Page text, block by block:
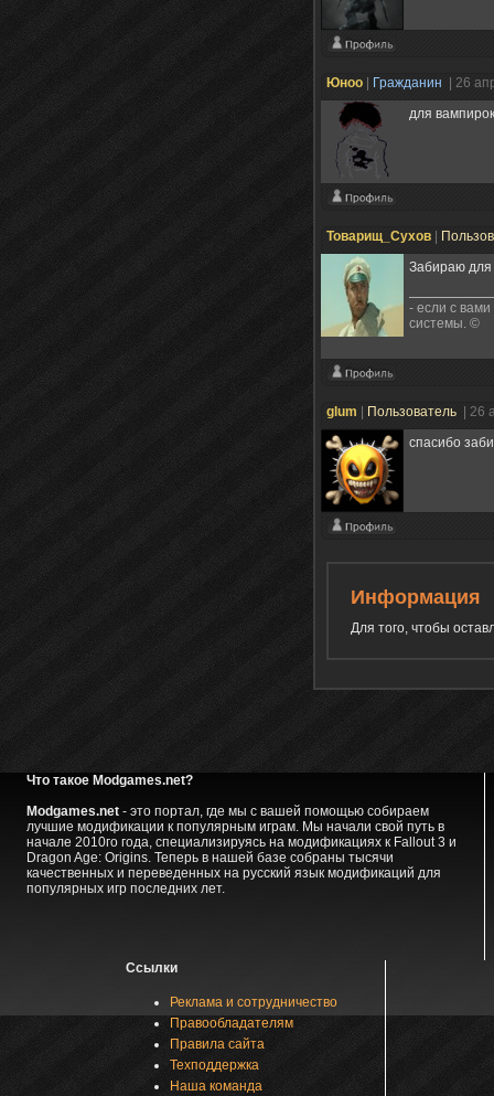
Юноо Гражданин
| 26
для
Товарищ_Сухов
Забираю для
- если с
системы. ©
glum Пользователь
| 26
спасибо
Информация
Для того, чтобы
Что такое Modgames.net?
Modgames.net- это портал, где мы с вашей помощью собираем
лучшие модификации к популярным играм. Мы начали свой путь в
начале 2010го года, специализируясь на модификациях к Fallout 3 и
Dragon Age: Origins. Теперь в нашей базе собраны тысячи
качественных и переведенных на русский язык модификаций для
популярных игр последних лет.
Ссылки
Реклама и сотрудничество
Правообладателям
Правила сайта
Техподдержка
Наша команда